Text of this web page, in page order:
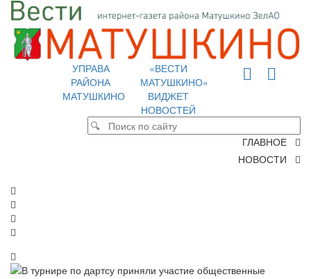
УПРАВА
РАЙОНА
МАТУШКИНО
«ВЕСТИ
МАТУШКИНО»
ВИДЖЕТ
НОВОСТЕЙ
ГЛАВНОЕ
НОВОСТИ